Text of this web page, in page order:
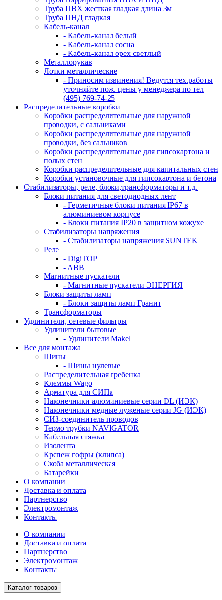
Труба ПВХ жесткая гладкая длина 3м
Труба ПНД гладкая
Кабель-канал
- Кабель-канал белый
- Кабель-канал сосна
- Кабель-канал орех светлый
Металлорукав
Лотки металлические
- Приносим извинения! Ведутся тех.работы
уточняйте пож. цены у менеджера по тел
(495) 769-74-25
Распределительные коробки
Коробки распределительные для наружной
проводки, с сальниками
Коробки распределительные для наружной
проводки, без сальников
Коробки распределительные для гипсокартона и
полых стен
Коробки распределительные для капитальных стен
Коробки установочные для гипсокартона и бетона
Стабилизаторы, реле, блоки,трансформаторы и т.д.
Блоки питания для светодиодных лент
- Герметичные блоки питания IP67 в
алюминиевом корпусе
- Блоки питания IP20 в защитном кожухе
Стабилизаторы напряжения
- Стабилизаторы напряжения SUNTEK
Реле
- DigiTOP
- ABB
Магнитные пускатели
- Магнитные пускатели ЭНЕРГИЯ
Блоки защиты ламп
- Блоки защиты ламп Гранит
Трансформаторы
Удлинители, сетевые фильтры
Удлинители бытовые
- Удлинители Makel
Все для монтажа
Шины
- Шины нулевые
Распределительная гребенка
Клеммы Wago
Арматура для СИПа
Наконечники алюминиевые серии DL (ИЭК)
Наконечники медные луженые серии JG (ИЭК)
СИЗ-соединитель проводов
Термо трубки NAVIGATOR
Кабельная стяжка
Изолента
Крепеж гофры (клипса)
Скоба металлическая
Батарейки
О компании
Доставка и оплата
Партнерство
Электромонтаж
Контакты
О компании
Доставка и оплата
Партнерство
Электромонтаж
Контакты
Каталог товаров